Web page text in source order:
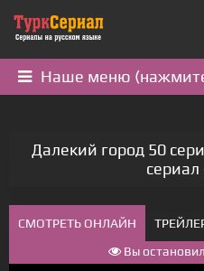
Наше меню
Далекий город 50
СМОТРЕТЬ ОНЛАЙН
Вы